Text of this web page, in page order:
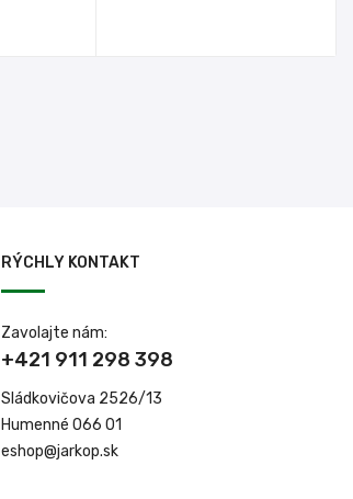
RÝCHLY KONTAKT
Zavolajte nám:
+421 911 298 398
Sládkovičova 2526/13
Humenné 066 01
eshop@jarkop.sk